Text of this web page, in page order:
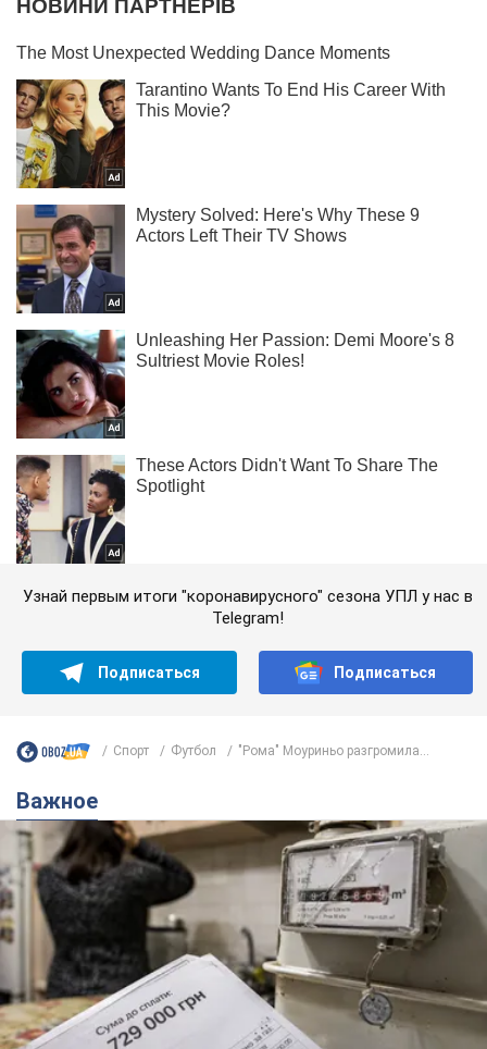
Узнай первым итоги "коронавирусного" сезона УПЛ у нас в
Telegram!
Подписаться Подписаться
Спорт Футбол "Рома" Моуриньо разгромила...
Важное